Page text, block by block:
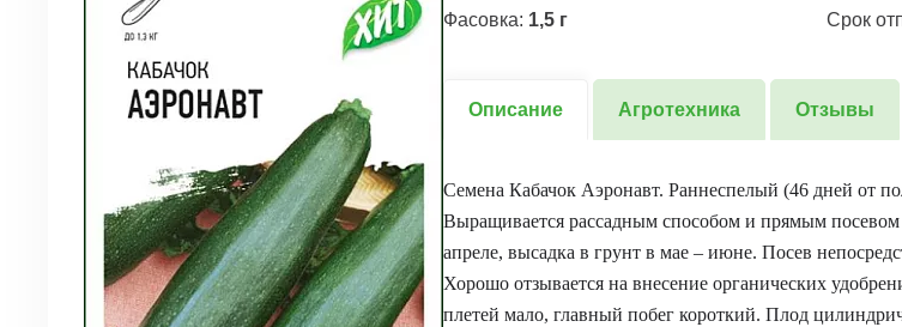
Фасовка: 1,5 г Срок
Описание Агротехника Отзывы
Семена Кабачок Аэронавт. Раннеспелый (46 дней от
Выращивается рассадным способом и прямым посевом
апреле, высадка в грунт в мае – июне. Посев
Хорошо отзывается на внесение органических
плетей мало, главный побег короткий. Плод